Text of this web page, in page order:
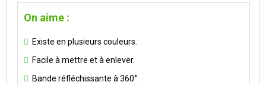
On aime :
Existe en plusieurs couleurs.
Facile à mettre et à enlever.
Bande réfléchissante à 360°.